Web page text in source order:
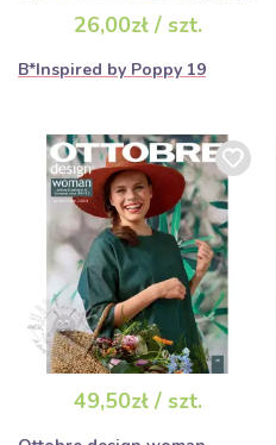
26,00zł / szt.
B*Inspired by Poppy 19
49,50zł / szt.